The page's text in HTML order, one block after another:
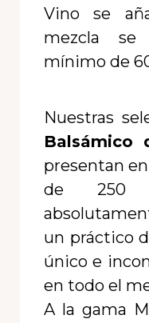
Vino se
mezcla
mínimo de
Nuestras
Balsámico
presentan
de 250
un práctico
único e
en todo el
A la gama